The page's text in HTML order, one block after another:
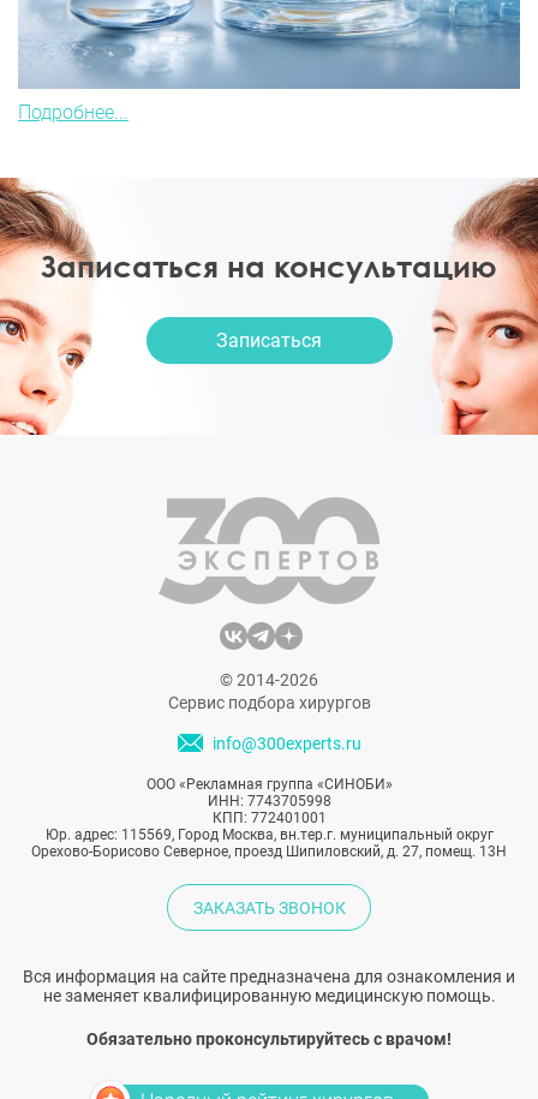
Подробнее...
Записаться на консультацию
Записаться
© 2014-2026
Сервис подбора хирургов
info@300experts.ru
ООО «Рекламная группа «СИНОБИ»
ИНН: 7743705998
КПП: 772401001
Юр. адрес: 115569, Город Москва, вн.тер.г. муниципальный округ
Орехово-Борисово Северное, проезд Шипиловский, д. 27, помещ. 13Н
ЗАКАЗАТЬ ЗВОНОК
Вся информация на сайте предназначена для ознакомления и
не заменяет квалифицированную медицинскую помощь.
Обязательно проконсультируйтесь с врачом!